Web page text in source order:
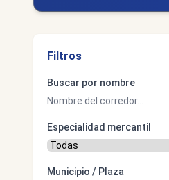
Filtros
Buscar por nombre
Especialidad mercantil
Municipio / Plaza